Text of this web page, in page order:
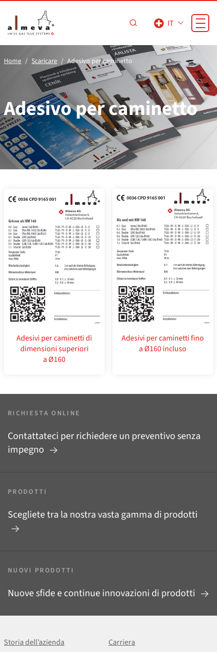
IT
Home Scaricare Adesivo per caminetto
Adesivo per caminetto
Adesivi per caminetti di
dimensioni superiori
a Ø160
Adesivi per caminetti fino
a Ø160 incluso
RICHIESTA ONLINE
Contattateci per richiedere un preventivo senza
impegno
PRODOTTI
Scegliete tra la nostra vasta gamma di prodotti
NUOVI PRODOTTI
Nuove sfide e continue innovazioni di prodotti
Storia dell’azienda Carriera